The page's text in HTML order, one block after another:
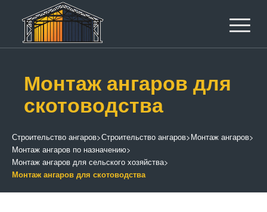
Монтаж ангаров для
скотоводства
Строительство ангаров>Строительство ангаров>Монтаж ангаров>
Монтаж ангаров по назначению>
Монтаж ангаров для сельского хозяйства>
Монтаж ангаров для скотоводства